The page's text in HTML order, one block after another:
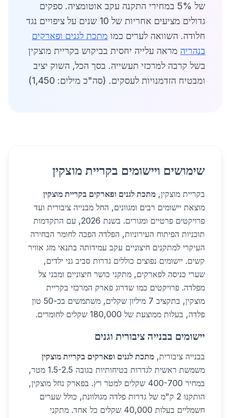
של 5% במחירי התקנה עקב אוטומציה. ספקים
גדולים מציעים אחריות של 10 שנים על ציפויים נגד
חלודה. השוואה לערים כמו מתכת לגנים ופארקים
בנהריה מראה עלייה יחסית בביקוש בקריית מוצקין
בשל קרבה למרכזי תעשייה. בסך הכל, השוק יציב
ומבטיח הזדמנויות לעסקים. (סה"כ מילים: 1,450)
שימושים ויישומים בקריית מוצקין
בקריית מוצקין, מתכת לגנים ופארקים בקריית מוצקין
מוצאת יישומים רבים ומגוונים, החל מבנייה ציבורית ועד
פרויקטים פרטיים ומגורים. בשנת 2026, עם התקדמות
תוכניות הפיתוח העירוניות, הפלדה הפכה לחומר הבחירה
העיקרי למתקנים חיצוניים עקב עמידותה בתנאי מזג אוויר
קשים. יישומים נפוצים כוללים גדרות סביב גני ילדים,
שערי כניסה לפארקים, מתקני כושר חיצוניים ומבני צל
מפלדה. פרויקטים כמו שדרוג פארק המרכזי בקריית
מוצקין, בתקציב 7 מיליון שקלים, משתמשים בכ-50 טון
פלדה, בעלות ממוצעת של 180,000 שקלים לחומרים.
יישומים בבנייה ציבורית וגנים
בבנייה ציבורית, מתכת לגנים ופארקים בקריית מוצקין
משמשת ראשית לגדרות בטיחותיות בגובה 1.5-2.5 מטר,
במחיר 400-700 שקלים למטר רץ. בפארק נחל מוצקין,
הותקנו 2 ק"מ של גדרות פלדה מגולוונת, כולל שערים
חשמליים בעלות 40,000 שקלים כל אחד. מתקני